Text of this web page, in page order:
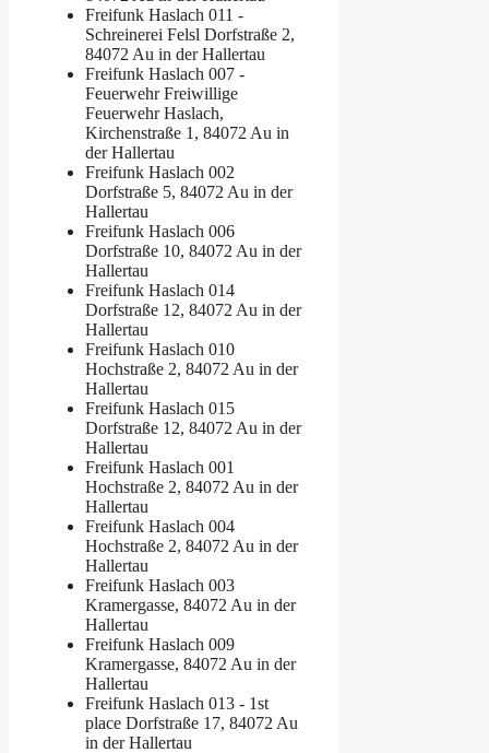
Freifunk Haslach 011 -
Schreinerei Felsl Dorfstraße 2,
84072 Au in der Hallertau
Freifunk Haslach 007 -
FeuerwehrFreiwillige
Feuerwehr Haslach,
Kirchenstraße 1, 84072 Au in
der Hallertau
Freifunk Haslach 002
Dorfstraße 5, 84072 Au in der
Hallertau
Freifunk Haslach 006
Dorfstraße 10, 84072 Au in der
Hallertau
Freifunk Haslach 014
Dorfstraße 12, 84072 Au in der
Hallertau
Freifunk Haslach 010
Hochstraße 2, 84072 Au in der
Hallertau
Freifunk Haslach 015
Dorfstraße 12, 84072 Au in der
Hallertau
Freifunk Haslach 001
Hochstraße 2, 84072 Au in der
Hallertau
Freifunk Haslach 004
Hochstraße 2, 84072 Au in der
Hallertau
Freifunk Haslach 003
Kramergasse, 84072 Au in der
Hallertau
Freifunk Haslach 009
Kramergasse, 84072 Au in der
Hallertau
Freifunk Haslach 013 - 1st
place Dorfstraße 17, 84072 Au
in der Hallertau